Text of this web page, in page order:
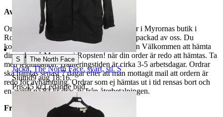
Avhämtning
Om du väljer avhämtning hämtas din order i Myrornas butik i
Ropsten, Kolargatan 2 efter den har blivit packad av oss. Du
kommer att få ett separat mail med rubriken Välkommen att hämta
din order på Myrorna i Ropsten! när din order är redo att hämtas. Ta
med legitimation. Hanteringstiden är cirka 3-5 arbetsdagar. Ordrar
ska hämtas senast 7 dagar efter att man mottagit mail att ordern är
redo för avhämtning. Ordrar som ej hämtas ut i tid rensas bort och
en avgift på 84 kr dras av från återbetalningen.
Frakt
S | The North Face
Jacka, The North Face, svart, stl. S
Sluttid9 aug 18:16.
Pris:45 kr,Ledande bud.